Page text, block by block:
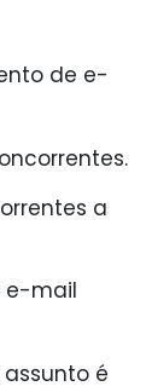
de e-
a
e-mail
é